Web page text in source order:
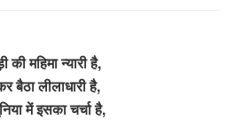
की महिमा न्यारी है,
बैठा लीलाधारी है,
में इसका चर्चा है,